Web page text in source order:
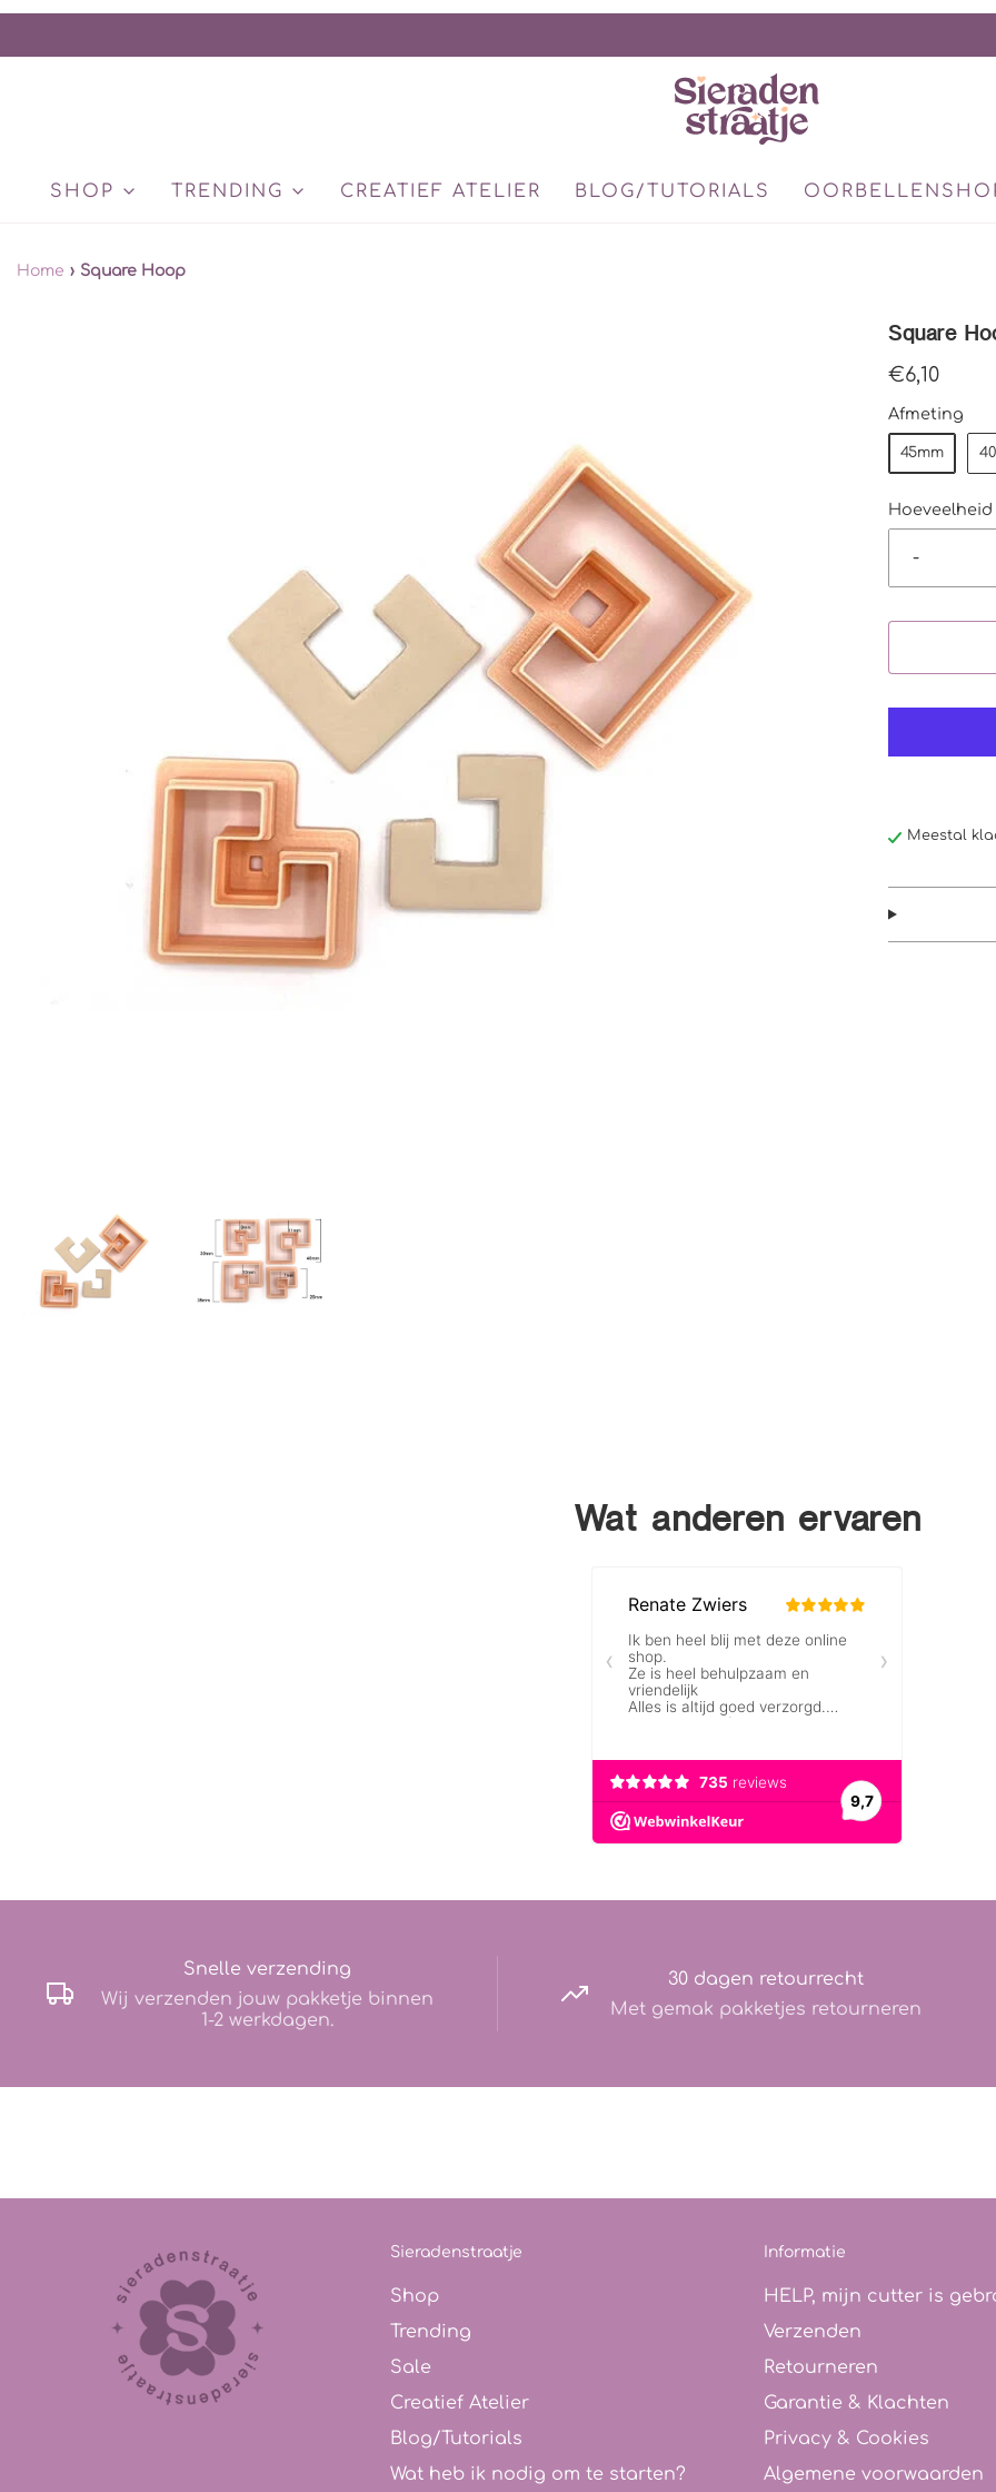
SHOP TRENDING CREATIEF ATELIER BLOG/TUTORIALS
Home › Square Hoop
Square
€6,10
Afmeting
45mm
Hoeveelheid
-
Meestal
Wat anderen ervaren
Snelle verzending
Wij verzenden jouw pakketje binnen
1-2 werkdagen.
30 dagen retourrecht
Met gemak pakketjes retourneren
Sieradenstraatje
Shop
Trending
Sale
Creatief Atelier
Blog/Tutorials
Wat heb ik nodig om te starten?
Informatie
HELP, mijn cutter is
Verzenden
Retourneren
Garantie & Klachten
Privacy & Cookies
Algemene voorwaarden